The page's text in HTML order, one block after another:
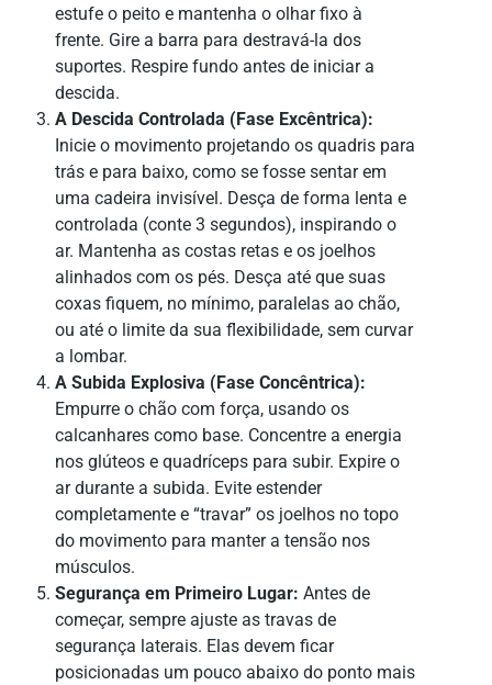
estufe o peito e mantenha o olhar fixo à
frente. Gire a barra para destravá-la dos
suportes. Respire fundo antes de iniciar a
descida.
A Descida Controlada (Fase Excêntrica):
Inicie o movimento projetando os quadris para
trás e para baixo, como se fosse sentar em
uma cadeira invisível. Desça de forma lenta e
controlada (conte 3 segundos), inspirando o
ar. Mantenha as costas retas e os joelhos
alinhados com os pés. Desça até que suas
coxas fiquem, no mínimo, paralelas ao chão,
ou até o limite da sua flexibilidade, sem curvar
a lombar.
A Subida Explosiva (Fase Concêntrica):
Empurre o chão com força, usando os
calcanhares como base. Concentre a energia
nos glúteos e quadríceps para subir. Expire o
ar durante a subida. Evite estender
completamente e “travar” os joelhos no topo
do movimento para manter a tensão nos
músculos.
Segurança em Primeiro Lugar: Antes de
começar, sempre ajuste as travas de
segurança laterais. Elas devem ficar
posicionadas um pouco abaixo do ponto mais